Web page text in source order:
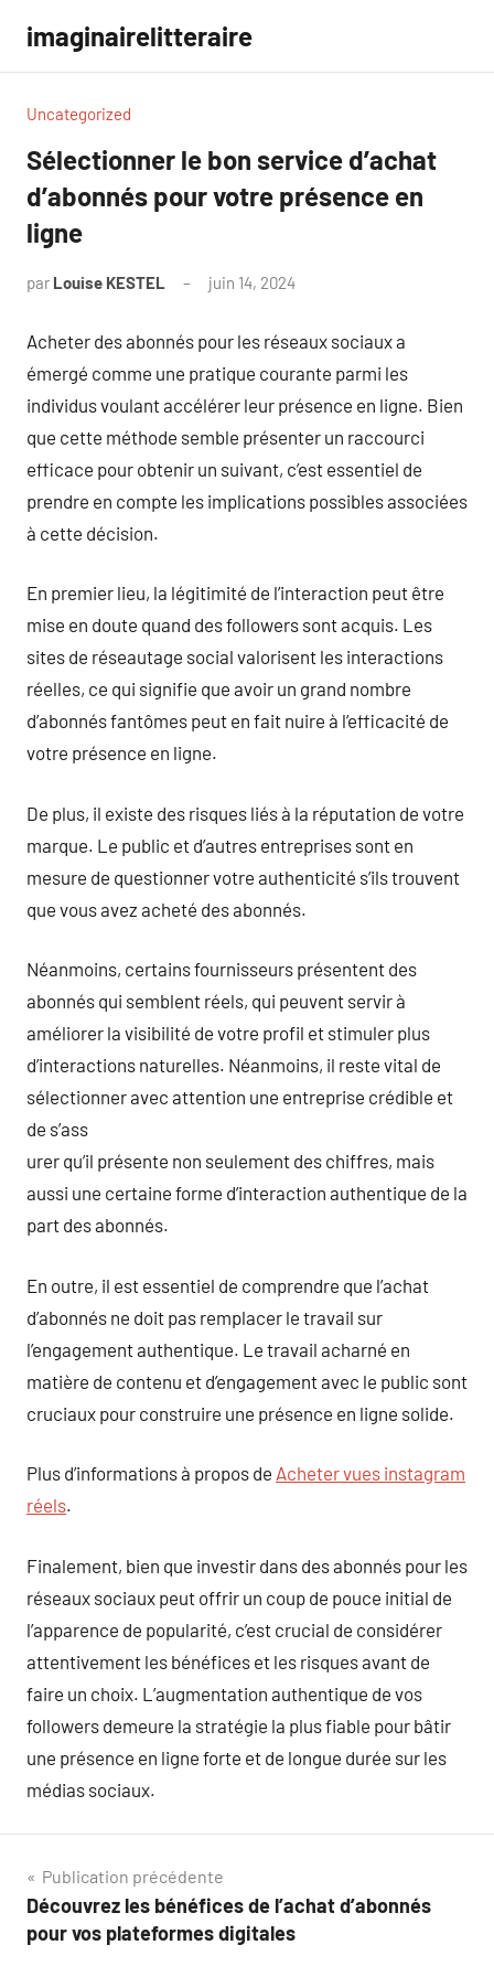
contenu
imaginairelitteraire
Uncategorized
Sélectionner le bon service d’achat
d’abonnés pour votre présence en
ligne
par Louise KESTEL juin 14, 2024
Acheter des abonnés pour les réseaux sociaux a
émergé comme une pratique courante parmi les
individus voulant accélérer leur présence en ligne. Bien
que cette méthode semble présenter un raccourci
efficace pour obtenir un suivant, c’est essentiel de
prendre en compte les implications possibles associées
à cette décision.
En premier lieu, la légitimité de l’interaction peut être
mise en doute quand des followers sont acquis. Les
sites de réseautage social valorisent les interactions
réelles, ce qui signifie que avoir un grand nombre
d’abonnés fantômes peut en fait nuire à l’efficacité de
votre présence en ligne.
De plus, il existe des risques liés à la réputation de votre
marque. Le public et d’autres entreprises sont en
mesure de questionner votre authenticité s’ils trouvent
que vous avez acheté des abonnés.
Néanmoins, certains fournisseurs présentent des
abonnés qui semblent réels, qui peuvent servir à
améliorer la visibilité de votre profil et stimuler plus
d’interactions naturelles. Néanmoins, il reste vital de
sélectionner avec attention une entreprise crédible et
de s’ass
urer qu’il présente non seulement des chiffres, mais
aussi une certaine forme d’interaction authentique de la
part des abonnés.
En outre, il est essentiel de comprendre que l’achat
d’abonnés ne doit pas remplacer le travail sur
l’engagement authentique. Le travail acharné en
matière de contenu et d’engagement avec le public sont
cruciaux pour construire une présence en ligne solide.
Plus d’informations à propos de Acheter vues instagram
réels.
Finalement, bien que investir dans des abonnés pour les
réseaux sociaux peut offrir un coup de pouce initial de
l’apparence de popularité, c’est crucial de considérer
attentivement les bénéfices et les risques avant de
faire un choix. L’augmentation authentique de vos
followers demeure la stratégie la plus fiable pour bâtir
une présence en ligne forte et de longue durée sur les
médias sociaux.
Navigation
de
Publication précédente
Découvrez les bénéfices de l’achat d’abonnés
pour vos plateformes digitales